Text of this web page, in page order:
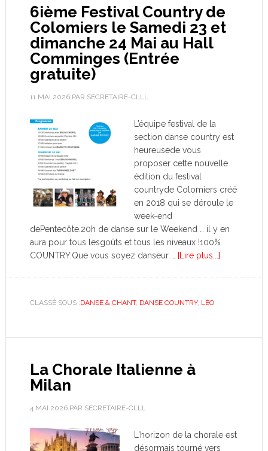
6ième Festival Country de
Colomiers le Samedi 23 et
dimanche 24 Mai au Hall
Comminges (Entrée
gratuite)
11 MAI 2026PAR SECRETAIRE-CLLL
L’équipe festival de la
section danse country est
heureusede vous
proposer cette nouvelle
édition du festival
countryde Colomiers créé
en 2018 qui se déroule le
week-end
dePentecôte.20h de danse sur le Weekend … il y en
aura pour tous lesgoûts et tous les niveaux !100%
COUNTRY.Que vous soyez danseur …
[Lire plus...]
CLASSÉ SOUS :DANSE & CHANT, DANSE COUNTRY, LÉO
La Chorale Italienne à
Milan
4 MAI 2026PAR SECRETAIRE-CLLL
L'horizon de la chorale est
désormais tourné vers